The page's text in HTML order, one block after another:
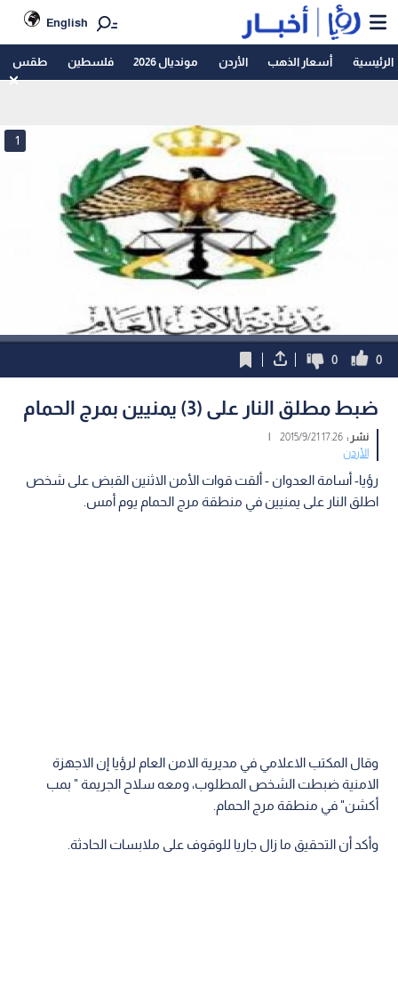
English
الرئيسية أسعار الذهب الأردن مونديال 2026 فلسطين طقس
1
0
0
ضبط مطلق النار على (3) يمنيين بمرج الحمام
نشر :17:26 2015/9/21
|
الأردن
رؤيا- أسامة العدوان - ألقت قوات الأمن الاثنين القبض على شخص
اطلق النار على يمنيين في منطقة مرج الحمام يوم أمس.
وقال المكتب الاعلامي في مديرية الامن العام لرؤيا إن الاجهزة
الامنية ضبطت الشخص المطلوب، ومعه سلاح الجريمة " بمب
أكشن" في منطقة مرج الحمام.
وأكد أن التحقيق ما زال جاريا للوقوف على ملابسات الحادثة.